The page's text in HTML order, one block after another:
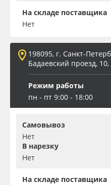
На складе поставщика
Нет
198095, г. Санкт-
Бадаевский проезд, 10,
Режим работы
пн - пт 9:00 - 18:00
Самовывоз
Нет
В нарезку
Нет
На складе поставщика